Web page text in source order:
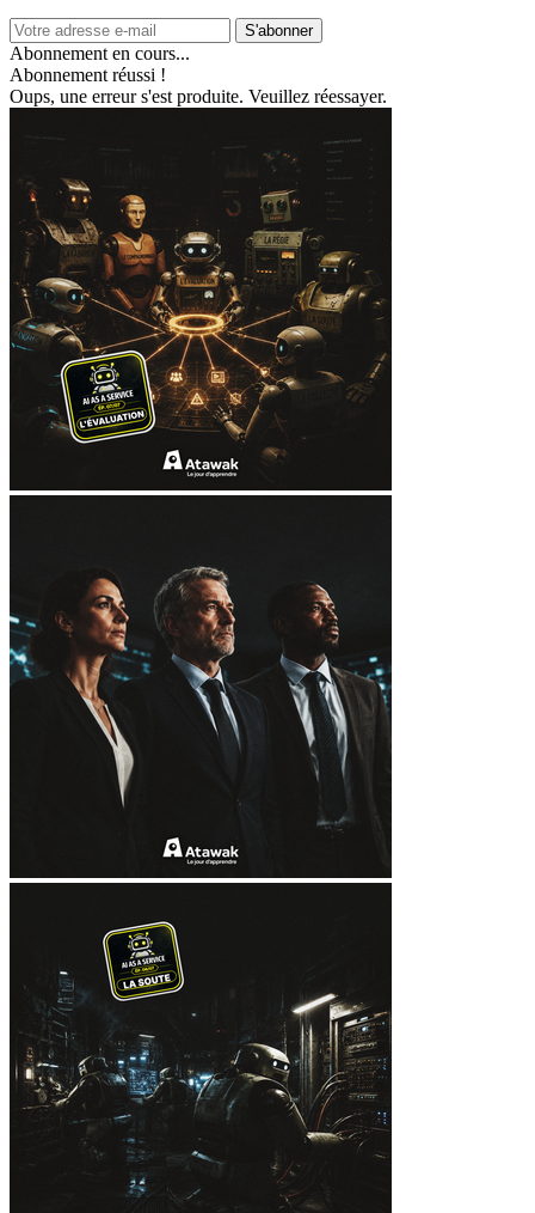
S'abonner
Abonnement en cours...
Abonnement réussi !
Oups, une erreur s'est produite. Veuillez réessayer.